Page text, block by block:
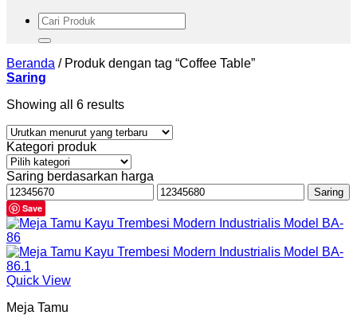
Pencarian
untuk:
Beranda /Produk dengan tag “Coffee Table”
Saring
Showing all 6 results
Kategori produk
Saring berdasarkan harga
Harga
terendah
Harga
tertinggi
Saring
Save
Quick View
Meja Tamu